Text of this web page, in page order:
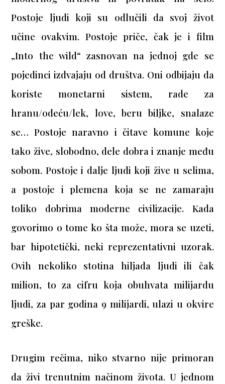
Postoje ljudi koji su odlučili da svoj život
učine ovakvim. Postoje priče, čak je i film
„Into the wild“ zasnovan na jednoj gde se
pojedinci izdvajaju od društva. Oni odbijaju da
koriste monetarni sistem, rade za
hranu/odeću/lek, love, beru biljke, snalaze
se… Postoje naravno i čitave komune koje
tako žive, slobodno, dele dobra i znanje među
sobom. Postoje i dalje ljudi koji žive u selima,
a postoje i plemena koja se ne zamaraju
toliko dobrima moderne civilizacije. Kada
govorimo o tome ko šta može, mora se uzeti,
bar hipotetički, neki reprezentativni uzorak.
Ovih nekoliko stotina hiljada ljudi ili čak
milion, to za cifru koja obuhvata milijardu
ljudi, za par godina 9 milijardi, ulazi u okvire
greške.
Drugim rečima, niko stvarno nije primoran
da živi trenutnim načinom života. U jednom